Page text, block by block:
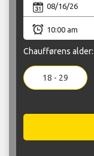
Chaufførens alder:
18 - 29